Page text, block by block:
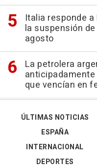
Italia responde
la suspensión
agosto
La petrolera
que vencían en
ÚLTIMAS NOTICIAS
ESPAÑA
INTERNACIONAL
DEPORTES